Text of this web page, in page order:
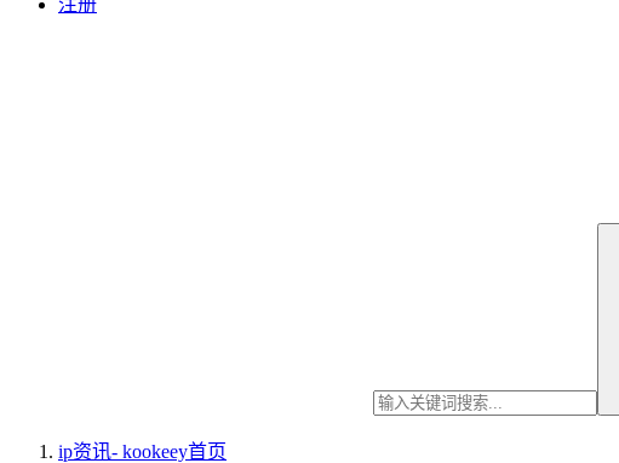
注册
ip资讯- kookeey首页